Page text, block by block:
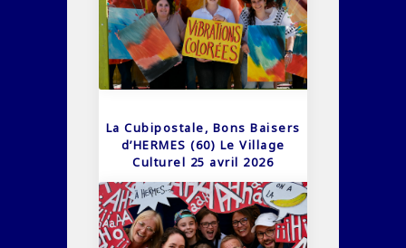
La Cubipostale, Bons Baisers
d’HERMES (60) Le Village
Culturel 25 avril 2026